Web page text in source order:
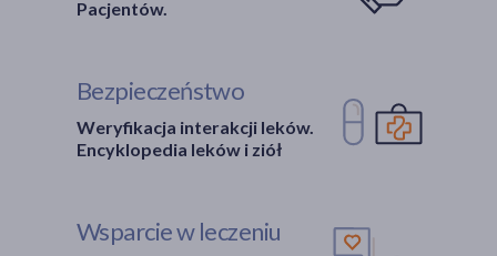
Pacjentów.
Bezpieczeństwo
Weryfikacja interakcji leków.
Encyklopedia leków i ziół
Wsparcie w leczeniu